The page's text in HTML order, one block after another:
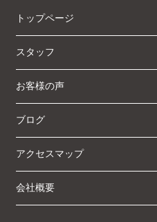
トップページ
スタッフ
お客様の声
ブログ
アクセスマップ
会社概要